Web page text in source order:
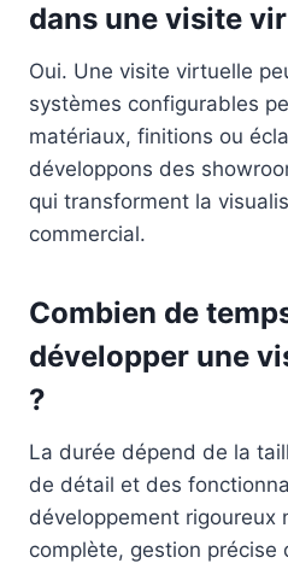
dans une visite
Oui. Une visite virtuelle
systèmes configurables
matériaux, finitions ou
développons des
qui transforment la
commercial.
Combien de
développer une
?
La durée dépend de la
de détail et des
développement rigoureux
complète, gestion précise